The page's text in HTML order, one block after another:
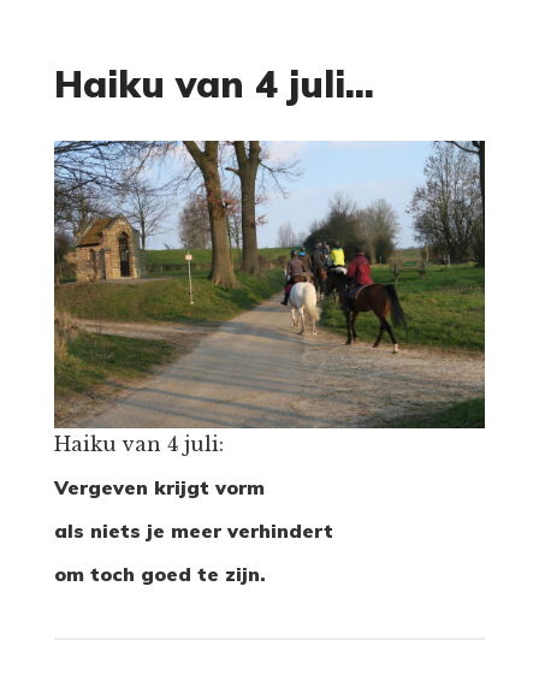
Haiku van 4 juli...
Haiku van 4 juli:
Vergeven krijgt vorm
als niets je meer verhindert
om toch goed te zijn.